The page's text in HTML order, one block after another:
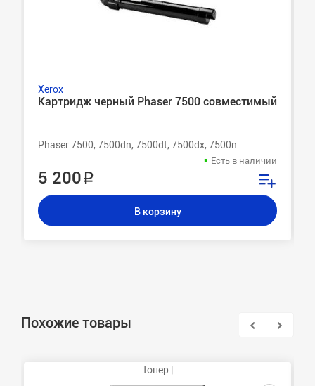
Xerox
Картридж черный Phaser 7500 совместимый
Phaser 7500, 7500dn, 7500dt, 7500dx, 7500n
Есть в наличии
5 200 ₽
В корзину
Похожие товары
Тонер |